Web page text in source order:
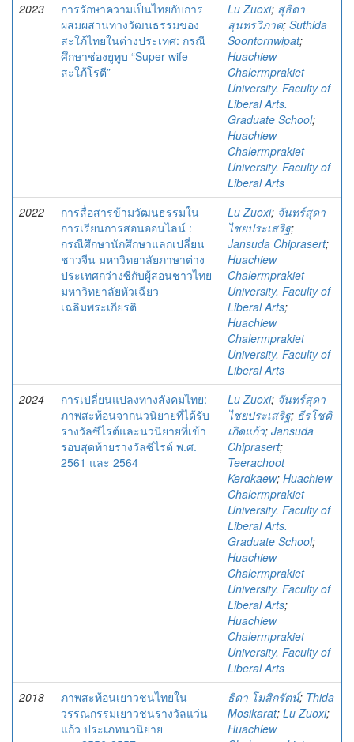
2023
การรักษาความเป็นไทยกับการ
ผสมผสานทางวัฒนธรรมของ
สะใภ้ไทยในต่างประเทศ: กรณี
ศึกษาช่องยูทูบ “Super wife
สะใภ้โรตี”
Lu Zuoxi; สุธิดา
สุนทรวิภาต; Suthida
Soontornwipat;
Huachiew
Chalermprakiet
University. Faculty of
Liberal Arts.
Graduate School;
Huachiew
Chalermprakiet
University. Faculty of
Liberal Arts
2022
การสื่อสารข้ามวัฒนธรรมใน
การเรียนการสอนออนไลน์ :
กรณีศึกษานักศึกษาแลกเปลี่ยน
ชาวจีน มหาวิทยาลัยภาษาต่าง
ประเทศกว่างซีกับผู้สอนชาวไทย
มหาวิทยาลัยหัวเฉียว
เฉลิมพระเกียรติ
Lu Zuoxi; จันทร์สุดา
ไชยประเสริฐ;
Jansuda Chiprasert;
Huachiew
Chalermprakiet
University. Faculty of
Liberal Arts;
Huachiew
Chalermprakiet
University. Faculty of
Liberal Arts
2024
การเปลี่ยนแปลงทางสังคมไทย:
ภาพสะท้อนจากนวนิยายที่ได้รับ
รางวัลซีไรต์และนวนิยายที่เข้า
รอบสุดท้ายรางวัลซีไรต์ พ.ศ.
2561 และ 2564
Lu Zuoxi; จันทร์สุดา
ไชยประเสริฐ; ธีรโชติ
เกิดแก้ว; Jansuda
Chiprasert;
Teerachoot
Kerdkaew; Huachiew
Chalermprakiet
University. Faculty of
Liberal Arts.
Graduate School;
Huachiew
Chalermprakiet
University. Faculty of
Liberal Arts;
Huachiew
Chalermprakiet
University. Faculty of
Liberal Arts
2018
ภาพสะท้อนเยาวชนไทยใน
วรรณกรรมเยาวชนรางวัลแว่น
แก้ว ประเภทนวนิยาย
ธิดา โมสิกรัตน์; Thida
Mosikarat; Lu Zuoxi;
Huachiew